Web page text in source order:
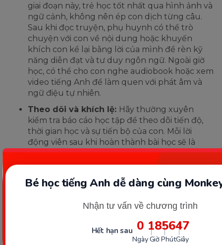
Bé học tiếng Anh dễ dàng cùng
Nhận tư vấn về chương trình
Hết hạn sau 0
Ngày
18
Giờ
56
Phút
46
Giây
giai đoạn này, trẻ học tốt nhất qua hình ảnh và
ngữ cảnh, không nên ép con dịch từng câu.
Sau khi đọc truyện, phụ huynh có thể trò
chuyện với con về nội dung hoặc khuyến
khích con kể lại bằng lời của mình để rèn kỹ
năng diễn đạt và tư duy ngôn ngữ. Ngoài giờ
học, có thể cho con nghe audiobook hoặc xem
video tiếng Anh để làm quen với phát âm và
ngữ điệu tự nhiên.
Theo dõi và khích lệ: Hãy thường xuyên
kiểm tra báo cáo học tập để theo dõi tiến độ,
thời gian học và sự tiến bộ của con. Mỗi lời
động viên sau khi hoàn thành bài học sẽ là
nguồn khích lệ lớn, giúp con thêm tự tin và
duy trì hứng thú với tiếng Anh.